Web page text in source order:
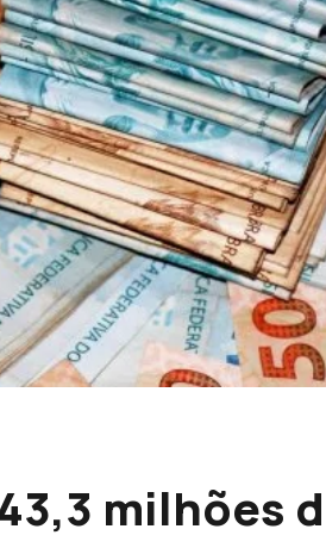
milhões